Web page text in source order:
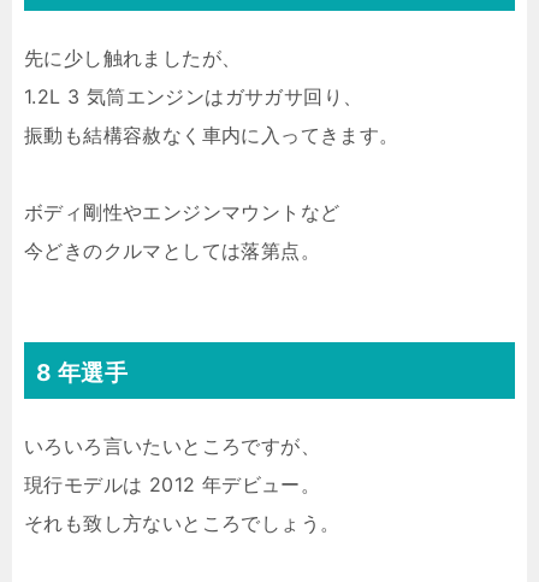
先に少し触れましたが、
1.2L 3 気筒エンジンはガサガサ回り、
振動も結構容赦なく車内に入ってきます。
ボディ剛性やエンジンマウントなど
今どきのクルマとしては落第点。
8 年選手
いろいろ言いたいところですが、
現行モデルは 2012 年デビュー。
それも致し方ないところでしょう。